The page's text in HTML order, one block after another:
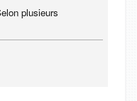
plusieurs